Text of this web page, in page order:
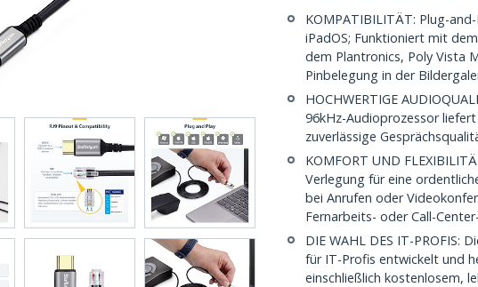
KOMPATIBILITÄT: Plug-
iPadOS; Funktioniert mit
dem Plantronics, Poly Vista
Pinbelegung in der
HOCHWERTIGE
96kHz-Audioprozessor
zuverlässige
KOMFORT UND
Verlegung für eine
bei Anrufen oder
Fernarbeits- oder Call-
DIE WAHL DES IT-PROFIS:
für IT-Profis entwickelt und
einschließlich kostenlosem,